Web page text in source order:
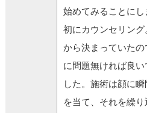
始めてみることに
初にカウンセリン
から決まっていた
に問題無ければ良
した。施術は顔に
を当て、それを繰